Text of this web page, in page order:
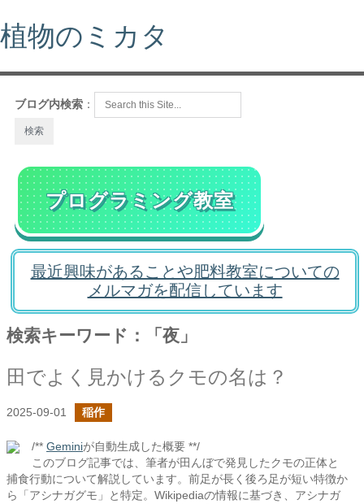
植物のミカタ
ブログ内検索 ：
プログラミング教室
最近興味があることや肥料教室についての
メルマガを配信しています
検索キーワード：「夜」
田でよく見かけるクモの名は？
2025-09-01 稲作
/** Geminiが自動生成した概要 **/
このブログ記事では、筆者が田んぼで発見したクモの正体と
捕食行動について解説しています。前足が長く後ろ足が短い特徴か
ら「アシナガグモ」と特定。Wikipediaの情報に基づき、アシナガ